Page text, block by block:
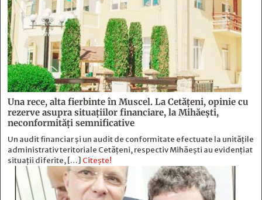
Una rece, alta fierbinte în Muscel. La Cetăţeni, opinie cu
rezerve asupra situaţiilor financiare, la Mihăeşti,
neconformităţi semnificative
Un audit financiar și un audit de conformitate efectuate la unitățile
administrativ teritoriale Cetățeni, respectiv Mihăești au evidențiat
situații diferite, […] Citește!